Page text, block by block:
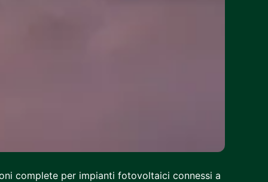
complete per impianti fotovoltaici connessi a